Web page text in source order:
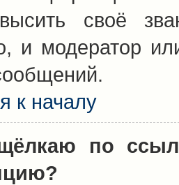
своё
и модератор
к началу
по